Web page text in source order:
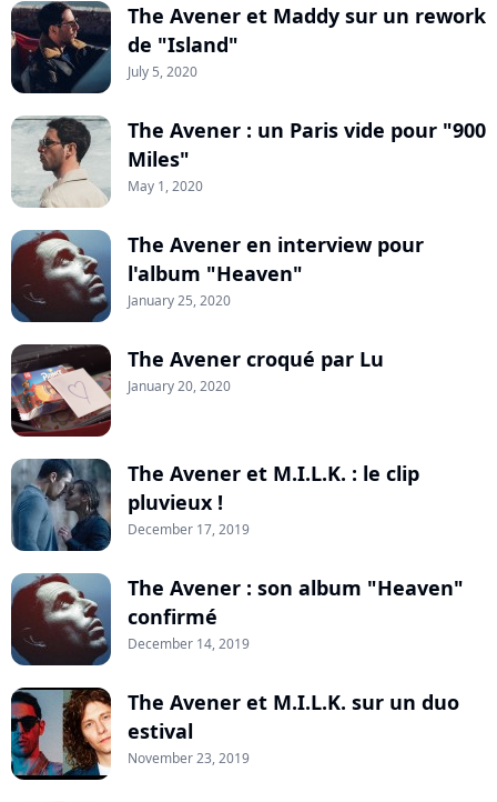
The Avener et Maddy sur un rework
de "Island"
July 5, 2020
The Avener : un Paris vide pour "900
Miles"
May 1, 2020
The Avener en interview pour
l'album "Heaven"
January 25, 2020
The Avener croqué par Lu
January 20, 2020
The Avener et M.I.L.K. : le clip
pluvieux !
December 17, 2019
The Avener : son album "Heaven"
confirmé
December 14, 2019
The Avener et M.I.L.K. sur un duo
estival
November 23, 2019